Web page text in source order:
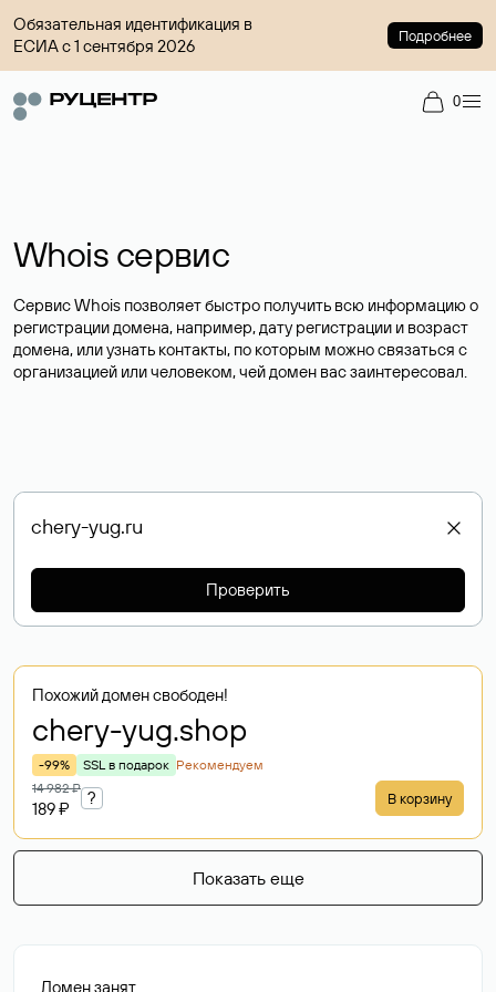
Обязательная идентификация в
ЕСИА с 1 сентября 2026
Подробнее
0
Whois сервис
Сервис Whois позволяет быстро получить всю информацию о
регистрации домена, например, дату регистрации и возраст
домена, или узнать контакты, по которым можно связаться с
организацией или человеком, чей домен вас заинтересовал.
Проверить
Похожий домен свободен!
chery-yug.shop
-99% SSL в подарок Рекомендуем
14 982 ₽
189 ₽
? В корзину
Показать еще
Домен занят